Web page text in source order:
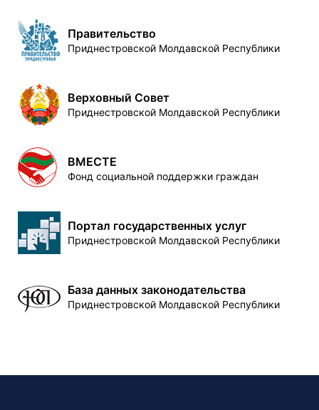
Правительство
Приднестровской Молдавской Республики
Верховный Совет
Приднестровской Молдавской Республики
ВМЕСТЕ
Фонд социальной поддержки граждан
Портал государственных услуг
Приднестровской Молдавской Республики
База данных законодательства
Приднестровской Молдавской Республики